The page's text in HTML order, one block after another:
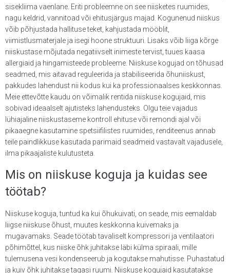
sisekliima vaenlane. Eriti probleemne on see niisketes ruumides,
nagu keldrid, vannitoad või ehitusjärgus majad. Kogunenud niiskus
võib põhjustada hallituse teket, kahjustada mööblit,
viimistlusmaterjale ja isegi hoone struktuuri. Lisaks võib liiga kõrge
niiskustase mõjutada negatiivselt inimeste tervist, tuues kaasa
allergiaid ja hingamisteede probleeme. Niiskuse kogujad on tõhusad
seadmed, mis aitavad reguleerida ja stabiliseerida õhuniiskust,
pakkudes lahendust nii kodus kui ka professionaalses keskkonnas.
Meie ettevõtte kaudu on võimalik rentida niiskuse kogujaid, mis
sobivad ideaalselt ajutisteks lahendusteks. Olgu teie vajadus
lühiajaline niiskustaseme kontroll ehituse või remondi ajal või
pikaaegne kasutamine spetsiifilistes ruumides, renditeenus annab
teile paindlikkuse kasutada parimaid seadmeid vastavalt vajadusele,
ilma pikaajaliste kulutusteta.
Mis on niiskuse koguja ja kuidas see
töötab?
Niiskuse koguja, tuntud ka kui õhukuivati, on seade, mis eemaldab
liigse niiskuse õhust, muutes keskkonna kuivemaks ja
mugavamaks. Seade töötab tavaliselt kompressori ja ventilaatori
põhimõttel, kus niiske õhk juhitakse läbi külma spiraali, mille
tulemusena vesi kondenseerub ja kogutakse mahutisse. Puhastatud
ja kuiv õhk juhitakse tagasi ruumi. Niiskuse kogujaid kasutatakse